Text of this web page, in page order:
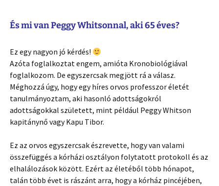
És mi van Peggy Whitsonnal, aki 65 éves?
Ez egy nagyon jó kérdés!
Azóta foglalkoztat engem, amióta Kronobiológiával
foglalkozom. De egyszercsak megjött rá a válasz.
Méghozzá úgy, hogy egy híres orvos professzor életét
tanulmányoztam, aki hasonló adottságokról
adottságokkal született, mint például Peggy Whitson
kapitánynő vagy Kapu Tibor.
Ez az orvos egyszercsak észrevette, hogy van valami
összefüggés a kórházi osztályon folytatott protokoll és az
elhalálozások között. Ezért az életéből több hónapot,
talán több évet is rászánt arra, hogy a kórház pincéjében,